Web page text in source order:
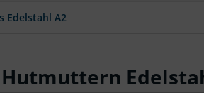
Edelstahl A2
Hutmuttern